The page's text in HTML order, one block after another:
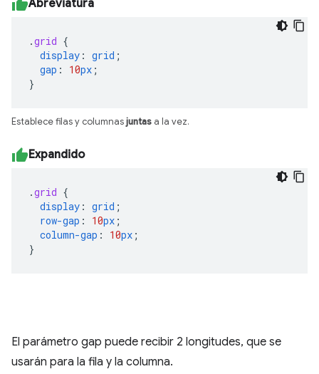
Abreviatura
.grid {
display : grid ;
gap : 10px ;
}
Establece filas y columnasjuntas a la vez.
Expandido
.grid {
display : grid ;
row-gap : 10px ;
column-gap : 10px ;
}
El parámetro gap puede recibir 2 longitudes, que se
usarán para la fila y la columna.